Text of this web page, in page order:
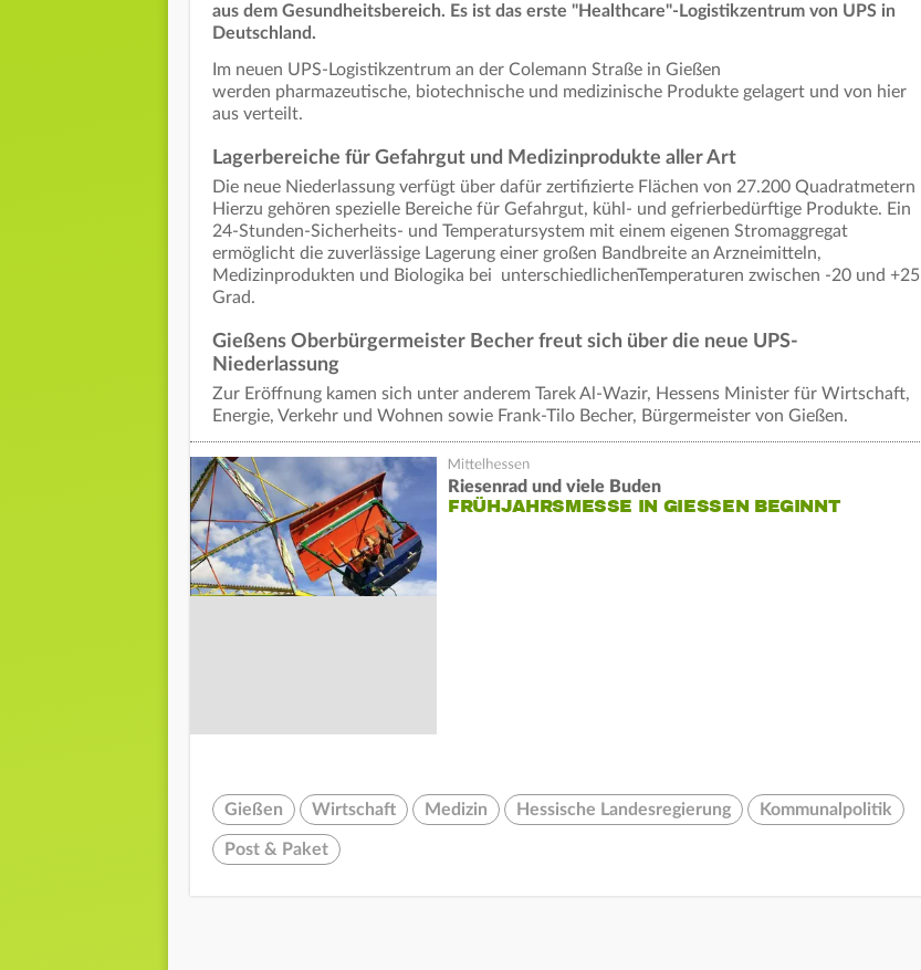
aus dem Gesundheitsbereich. Es ist das erste "Healthcare"-Logistikzentrum von UPS in
Deutschland.
Im neuen UPS-Logistikzentrum an der Colemann Straße in Gießen
werden pharmazeutische, biotechnische und medizinische Produkte gelagert und von hier
aus verteilt.
Lagerbereiche für Gefahrgut und Medizinprodukte aller Art
Die neue Niederlassung verfügt über dafür zertifizierte Flächen von 27.200 Quadratmetern
Hierzu gehören spezielle Bereiche für Gefahrgut, kühl- und gefrierbedürftige Produkte. Ein
24-Stunden-Sicherheits- und Temperatursystem mit einem eigenen Stromaggregat
ermöglicht die zuverlässige Lagerung einer großen Bandbreite an Arzneimitteln,
Medizinprodukten und Biologika bei unterschiedlichenTemperaturen zwischen -20 und +25
Grad.
Gießens Oberbürgermeister Becher freut sich über die neue UPS-
Niederlassung
Zur Eröffnung kamen sich unter anderem Tarek Al-Wazir, Hessens Minister für Wirtschaft,
Energie, Verkehr und Wohnen sowie Frank-Tilo Becher, Bürgermeister von Gießen.
Riesenrad und viele Buden
FRÜHJAHRSMESSE IN GIESSEN BEGINNT
Gießen Wirtschaft Medizin Hessische Landesregierung Kommunalpolitik
Post & Paket